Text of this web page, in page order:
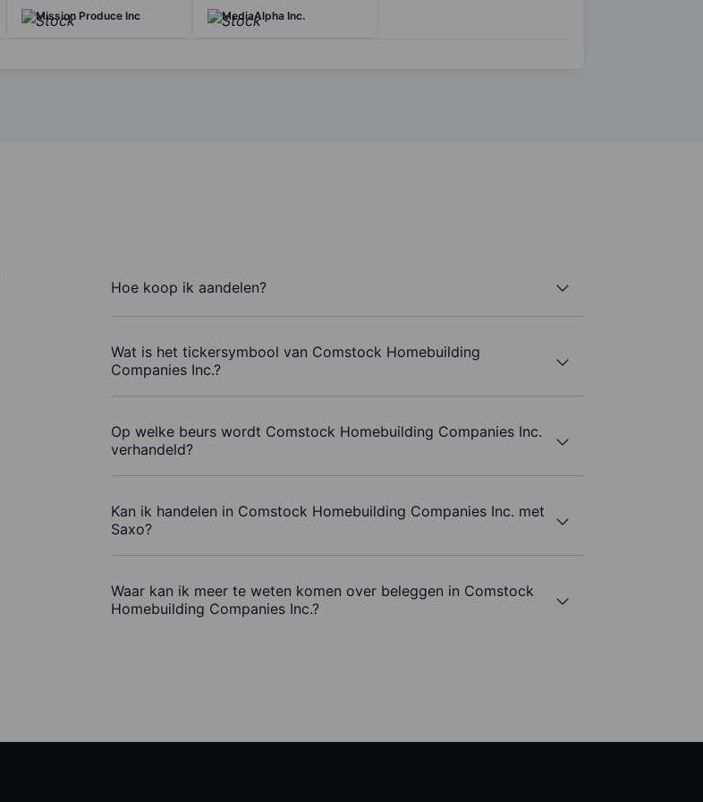
Mission Produce Inc MediaAlpha Inc.
Hoe koop ik aandelen?
Wat is het tickersymbool van Comstock Homebuilding
Companies Inc.?
Op welke beurs wordt Comstock Homebuilding Companies Inc.
verhandeld?
Kan ik handelen in Comstock Homebuilding Companies Inc. met
Saxo?
Waar kan ik meer te weten komen over beleggen in Comstock
Homebuilding Companies Inc.?